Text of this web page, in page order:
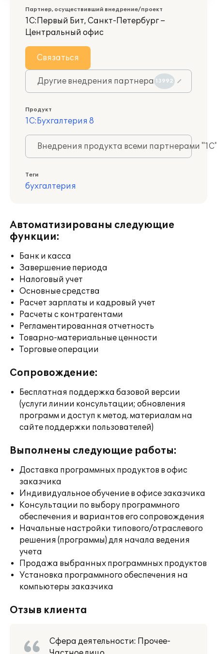
Партнер, осуществивший внедрение/проект
1С:Первый Бит, Санкт-Петербург –
Центральный офис
Связаться
Другие внедрения партнера 13992
Продукт
1С:Бухгалтерия 8
Внедрения продукта всеми партнерами
Теги
бухгалтерия
Автоматизированы следующие
функции:
Банк и касса
Завершение периода
Налоговый учет
Основные средства
Расчет зарплаты и кадровый учет
Расчеты с контрагентами
Регламентированная отчетность
Товарно-материальные ценности
Торговые операции
Сопровождение:
Бесплатная поддержка базовой версии
(услуги линии консультации; обновления
программ и доступ к метод. материалам на
сайте поддержки пользователей)
Выполнены следующие работы:
Доставка программных продуктов в офис
заказчика
Индивидуальное обучение в офисе заказчика
Консультации по выбору программного
обеспечения и вариантов его сопровождения
Начальные настройки типового/отраслевого
решения (программы) для начала ведения
учета
Продажа выбранных программных продуктов
Установка программного обеспечения на
компьютеры заказчика
Отзыв клиента
Сфера деятельности: Прочее-